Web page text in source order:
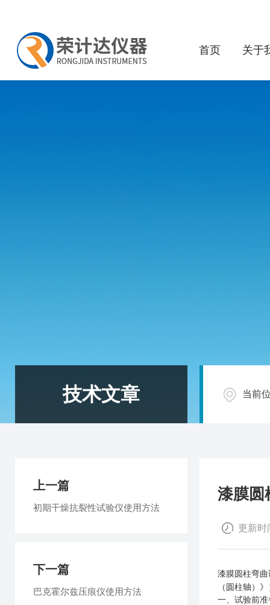
首页 关于
技术文章 当前
漆膜圆
更新时
漆膜圆柱弯
（圆柱轴）
一、试验前准
上一篇
初期干燥抗裂性试验仪使用方法
下一篇
巴克霍尔兹压痕仪使用方法